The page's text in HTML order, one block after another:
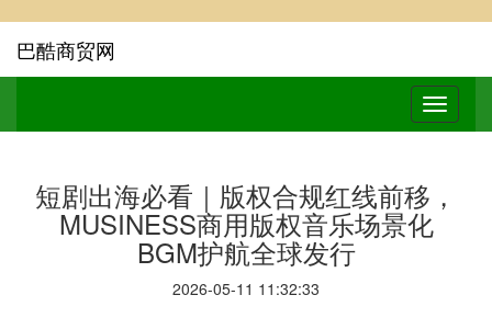
巴酷商贸网
短剧出海必看｜版权合规红线前移，
MUSINESS商用版权音乐场景化
BGM护航全球发行
2026-05-11 11:32:33